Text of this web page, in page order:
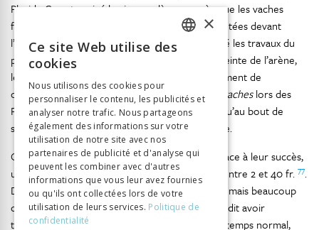
Placide Currat, arrivé la pipe aux lèvres, après que les vaches
fribourgeoises avec leurs sonnailles se sont arrêtées devant
l’estrade d’honneur et que les armaillis ont mimé les travaux du
pâturage. Lorsque s’élève le Lyoba
dans l’enceinte de l’arène,
les yeux se mouillent et le public vit un rare moment de
communion. Les armaillis chantent leRanz des vacheslors des
Fêtes des Vignerons depuis 1819, mais ce n’est qu’au bout de
septante ans que l’un d’eux l’interprète en soliste.
Quatre représentations étaient prévues, mais, face à leur succès,
une cinquième est ajoutée. Les places coûtent entre 2 et 40 fr. 77.
Du public vient en tramway depuis Montreux
, mais beaucoup
débarquent en bateau. Le service de navigation dit avoir
transporté 50 000 voyageurs·ses de plus qu’en temps normal,
ITALIAN
×
Ce site Web utilise des
cookies
Nous utilisons des cookies pour
personnaliser le contenu, les publicités et
analyser notre trafic. Nous partageons
également des informations sur votre
utilisation de notre site avec nos
partenaires de publicité et d'analyse qui
peuvent les combiner avec d'autres
informations que vous leur avez fournies
ou qu'ils ont collectées lors de votre
utilisation de leurs services. Politique de
confidentialité